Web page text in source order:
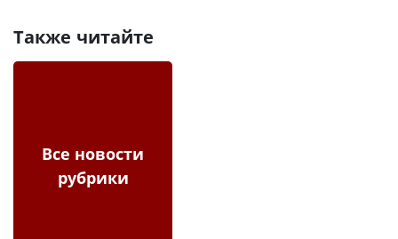
Также читайте
Все новости
рубрики